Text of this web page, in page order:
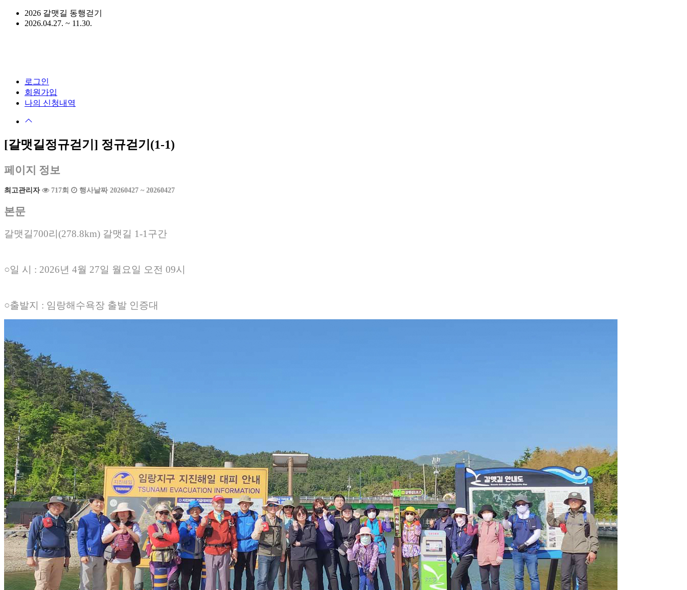
2026 갈맷길 동행걷기
2026.04.27. ~ 11.30.
로그인
회원가입
나의 신청내역
[갈맷길정규걷기] 정규걷기(1-1)
페이지 정보
최고관리자 717회 행사날짜 20260427 ~ 20260427
본문
갈맷길700리(278.8km) 갈맷길 1-1구간
○일 시 : 2026년 4월 27일 월요일 오전 09시
○출발지 : 임랑해수욕장 출발 인증대